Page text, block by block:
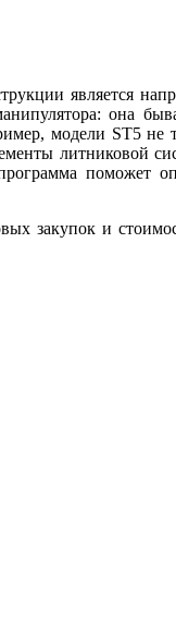
является
она
модели ST5
литниковой
поможет
закупок и